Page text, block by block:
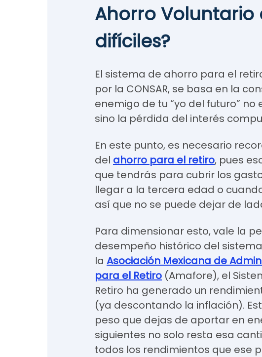
Ahorro Voluntario
difíciles?
El sistema de ahorro para el
por la CONSAR, se basa en la
enemigo de tu “yo del futuro” no
sino la pérdida del interés
En este punto, es necesario
del ahorro para el retiro, pues
que tendrás para cubrir los
llegar a la tercera edad o
así que no se puede dejar de
Para dimensionar esto, vale la
desempeño histórico del
la Asociación Mexicana de
para el Retiro (Amafore), el
Retiro ha generado un
(ya descontando la inflación).
peso que dejas de aportar en
siguientes no solo resta esa
todos los rendimientos que ese